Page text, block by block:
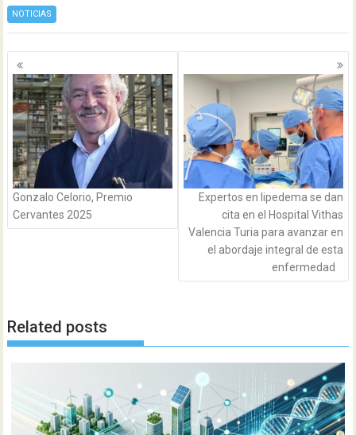
NOTICIAS
Navegación
de
entradas
Gonzalo Celorio, Premio
Cervantes 2025
Expertos en lipedema se dan
cita en el Hospital Vithas
Valencia Turia para avanzar en
el abordaje integral de esta
enfermedad
Related posts